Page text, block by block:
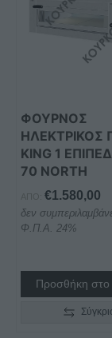
ΦΟΥΡΝΟΣ
ΗΛΕΚΤΡΙΚΟΣ
KING 1
70 NORTH
ΑΠΌ: €1.580,00
δεν
Φ.Π.Α. 24%
Προσθήκη στο